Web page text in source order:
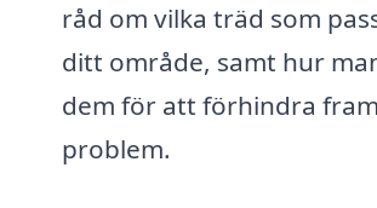
råd om vilka träd som
ditt område, samt hur
dem för att förhindra
problem.